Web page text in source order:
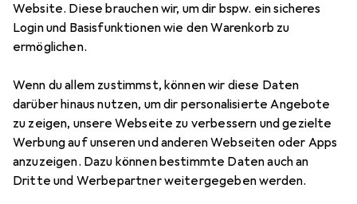
Website. Diese brauchen wir, um dir bspw. ein sicheres
Login und Basisfunktionen wie den Warenkorb zu
ermöglichen.
Wenn du allem zustimmst, können wir diese Daten
darüber hinaus nutzen, um dir personalisierte Angebote
zu zeigen, unsere Webseite zu verbessern und gezielte
Werbung auf unseren und anderen Webseiten oder Apps
anzuzeigen. Dazu können bestimmte Daten auch an
Dritte und Werbepartner weitergegeben werden.
DiposDisplayschutz Anti-Shock
Preis in EUR inkl. MwSt.
EUR
8,89
Bewertungen Marke
Mehr von Dipos